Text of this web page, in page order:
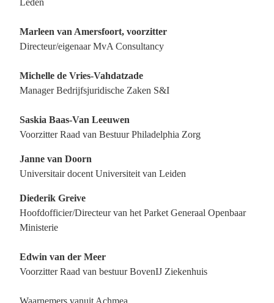
Marleen van Amersfoort, voorzitter
Directeur/eigenaar MvA Consultancy
Michelle de Vries-Vahdatzade
Manager Bedrijfsjuridische Zaken S&I
Saskia Baas-Van Leeuwen
Voorzitter Raad van Bestuur Philadelphia Zorg
Janne van Doorn
Universitair docent Universiteit van Leiden
Diederik Greive
Hoofdofficier/Directeur van het Parket Generaal Openbaar
Ministerie
Edwin van der Meer
Voorzitter Raad van bestuur BovenIJ Ziekenhuis
Waarnemers vanuit Achmea